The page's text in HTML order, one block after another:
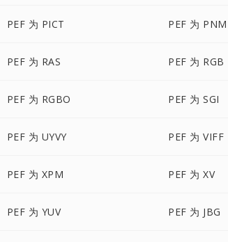
PEF 为 PICT PEF 为 PNM
PEF 为 RAS PEF 为 RGB
PEF 为 RGBO PEF 为 SGI
PEF 为 UYVY PEF 为 VIFF
PEF 为 XPM PEF 为 XV
PEF 为 YUV PEF 为 JBG